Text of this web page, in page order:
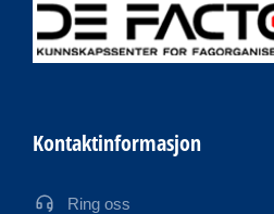
Kontaktinformasjon
Ring oss